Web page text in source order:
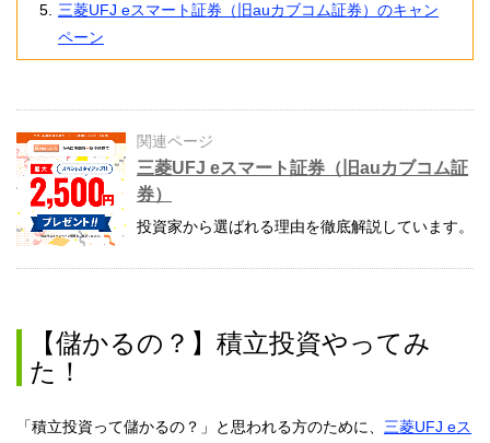
三菱UFJ eスマート証券（旧auカブコム証券）のキャン
ペーン
関連ページ
三菱UFJ eスマート証券（旧auカブコム証
券）
投資家から選ばれる理由を徹底解説しています。
【儲かるの？】積立投資やってみ
た！
「積立投資って儲かるの？」と思われる方のために、 三菱UFJ eス